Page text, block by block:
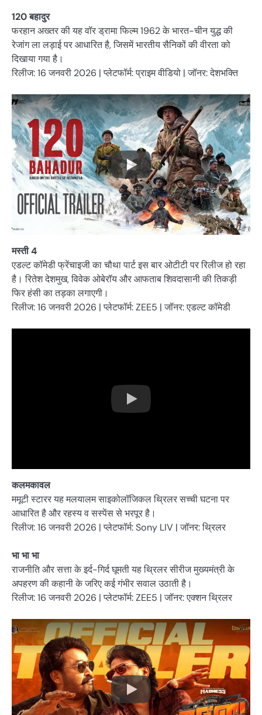
120 बहादुर
फरहान अख्तर की यह वॉर ड्रामा फिल्म 1962 के भारत-चीन युद्ध की
रेजांग ला लड़ाई पर आधारित है, जिसमें भारतीय सैनिकों की वीरता को
दिखाया गया है।
रिलीज: 16 जनवरी 2026 | प्लेटफॉर्म: प्राइम वीडियो | जॉनर: देशभक्ति
मस्ती 4
एडल्ट कॉमेडी फ्रेंचाइजी का चौथा पार्ट इस बार ओटीटी पर रिलीज हो रहा
है। रितेश देशमुख, विवेक ओबेरॉय और आफताब शिवदासानी की तिकड़ी
फिर हंसी का तड़का लगाएगी।
रिलीज: 16 जनवरी 2026 | प्लेटफॉर्म: ZEE5 | जॉनर: एडल्ट कॉमेडी
कलमकावल
ममूटी स्टारर यह मलयालम साइकोलॉजिकल थ्रिलर सच्ची घटना पर
आधारित है और रहस्य व सस्पेंस से भरपूर है।
रिलीज: 16 जनवरी 2026 | प्लेटफॉर्म: Sony LIV | जॉनर: थ्रिलर
भा भा भा
राजनीति और सत्ता के इर्द-गिर्द घूमती यह थ्रिलर सीरीज मुख्यमंत्री के
अपहरण की कहानी के जरिए कई गंभीर सवाल उठाती है।
रिलीज: 16 जनवरी 2026 | प्लेटफॉर्म: ZEE5 | जॉनर: एक्शन थ्रिलर